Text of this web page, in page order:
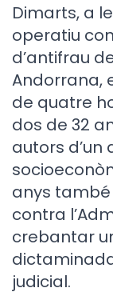
Dimarts, a
operatiu
d’antifrau
Andorrana,
de quatre
dos de 32
autors d’un
anys
contra
crebantar
judicial.